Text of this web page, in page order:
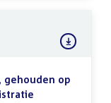
gehouden op